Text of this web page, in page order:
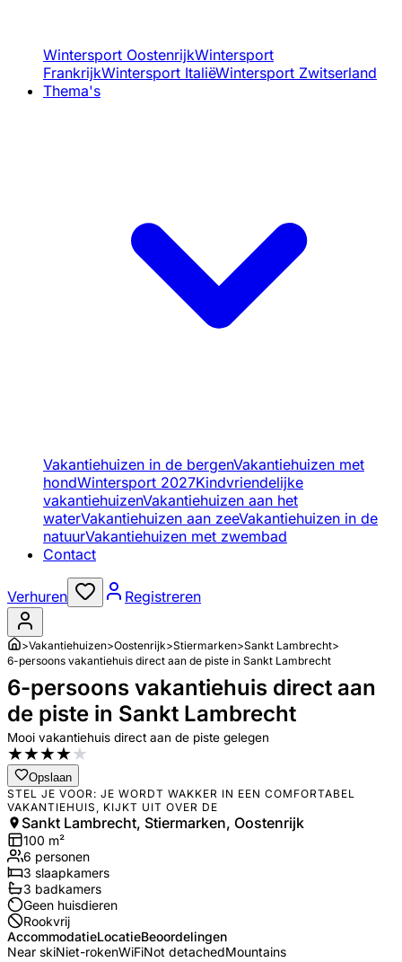
Wintersport OostenrijkWintersport
FrankrijkWintersport ItaliëWintersport Zwitserland
Thema's
Vakantiehuizen in de bergenVakantiehuizen met
hondWintersport 2027Kindvriendelijke
vakantiehuizenVakantiehuizen aan het
waterVakantiehuizen aan zeeVakantiehuizen in de
natuurVakantiehuizen met zwembad
Contact
Verhuren Registreren
>Vakantiehuizen>Oostenrijk>Stiermarken>Sankt Lambrecht>
6-persoons vakantiehuis direct aan de piste in Sankt Lambrecht
6-persoons vakantiehuis direct aan
de piste in Sankt Lambrecht
Mooi vakantiehuis direct aan de piste gelegen
★★★★★
Opslaan
STEL JE VOOR: JE WORDT WAKKER IN EEN COMFORTABEL
VAKANTIEHUIS, KIJKT UIT OVER DE
Sankt Lambrecht, Stiermarken, Oostenrijk
100 m²
6 personen
3 slaapkamers
3 badkamers
Geen huisdieren
Rookvrij
AccommodatieLocatieBeoordelingen
Near skiNiet-rokenWiFiNot detachedMountains